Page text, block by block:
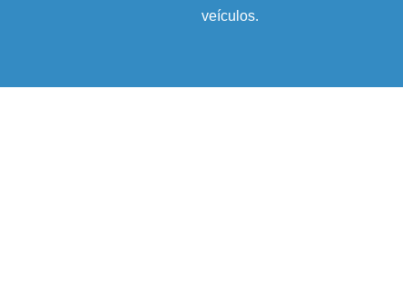
veículos.